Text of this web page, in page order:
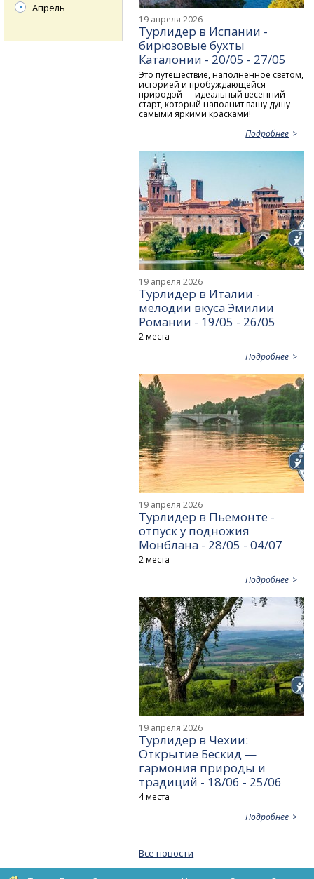
19 апреля 2026
Турлидер в Испании -
бирюзовые бухты
Каталонии - 20/05 - 27/05
Это путешествие, наполненное светом,
историей и пробуждающейся
природой — идеальный весенний
старт, который наполнит вашу душу
самыми яркими красками!
Подробнее
19 апреля 2026
Турлидер в Италии -
мелодии вкуса Эмилии
Романии - 19/05 - 26/05
2 места
Подробнее
19 апреля 2026
Турлидер в Пьемонте -
отпуск у подножия
Монблана - 28/05 - 04/07
2 места
Подробнее
19 апреля 2026
Турлидер в Чехии:
Открытие Бескид —
гармония природы и
традиций - 18/06 - 25/06
4 места
Подробнее
Все новости
Апрель